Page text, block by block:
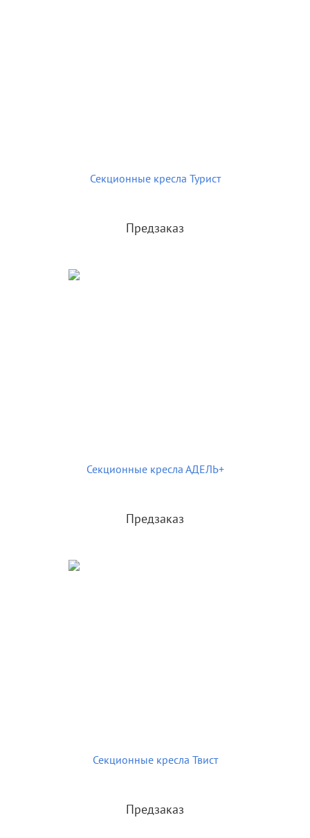
Секционные кресла Турист
Предзаказ
Секционные кресла АДЕЛЬ+
Предзаказ
Секционные кресла Твист
Предзаказ